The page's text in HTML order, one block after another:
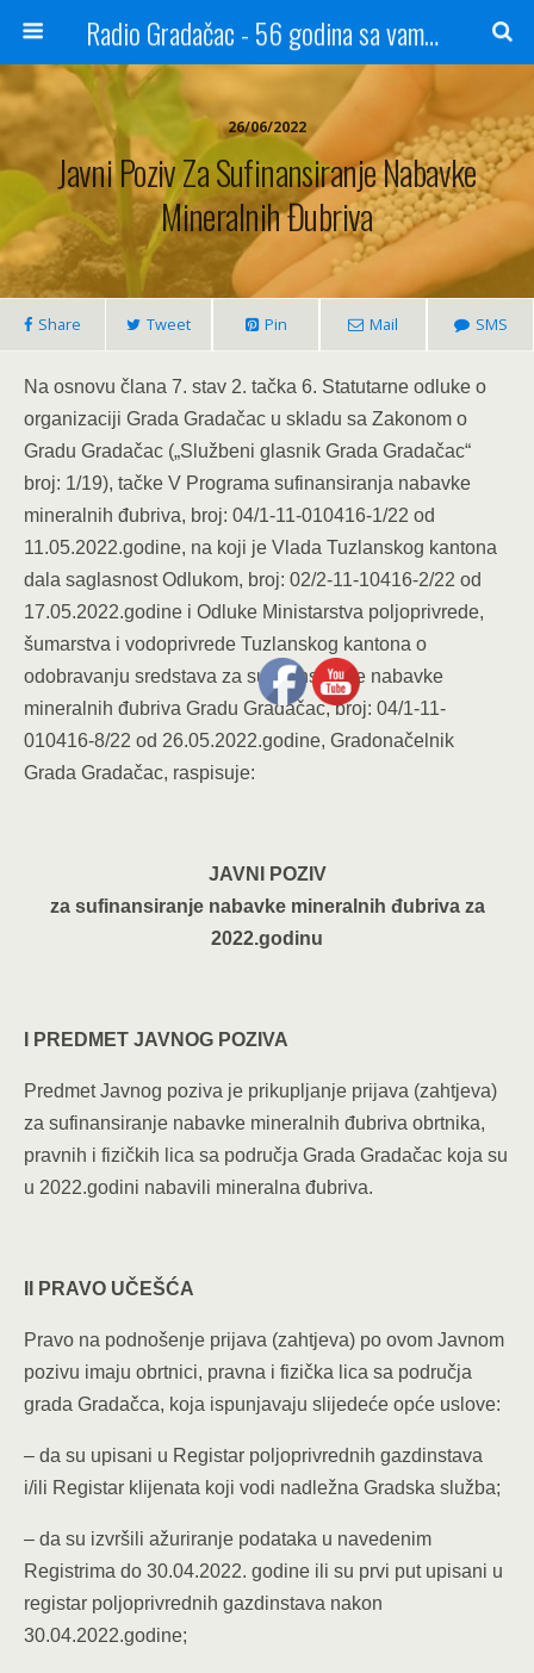
Radio Gradačac - 56 godina sa vama...
26/06/2022
Javni Poziv Za Sufinansiranje Nabavke
Mineralnih Đubriva
Share Tweet Pin Mail SMS
Na osnovu člana 7. stav 2. tačka 6. Statutarne odluke o
organizaciji Grada Gradačac u skladu sa Zakonom o
Gradu Gradačac („Službeni glasnik Grada Gradačac“
broj: 1/19), tačke V Programa sufinansiranja nabavke
mineralnih đubriva, broj: 04/1-11-010416-1/22 od
11.05.2022.godine, na koji je Vlada Tuzlanskog kantona
dala saglasnost Odlukom, broj: 02/2-11-10416-2/22 od
17.05.2022.godine i Odluke Ministarstva poljoprivrede,
šumarstva i vodoprivrede Tuzlanskog kantona o
odobravanju sredstava za sufinansiranje nabavke
mineralnih đubriva Gradu Gradačac, broj: 04/1-11-
010416-8/22 od 26.05.2022.godine, Gradonačelnik
Grada Gradačac, raspisuje:
JAVNI POZIV
za sufinansiranje nabavke mineralnih đubriva za
2022.godinu
I PREDMET JAVNOG POZIVA
Predmet Javnog poziva je prikupljanje prijava (zahtjeva)
za sufinansiranje nabavke mineralnih đubriva obrtnika,
pravnih i fizičkih lica sa područja Grada Gradačac koja su
u 2022.godini nabavili mineralna đubriva.
II PRAVO UČEŠĆA
Pravo na podnošenje prijava (zahtjeva) po ovom Javnom
pozivu imaju obrtnici, pravna i fizička lica sa područja
grada Gradačca, koja ispunjavaju slijedeće opće uslove:
– da su upisani u Registar poljoprivrednih gazdinstava
i/ili Registar klijenata koji vodi nadležna Gradska služba;
– da su izvršili ažuriranje podataka u navedenim
Registrima do 30.04.2022. godine ili su prvi put upisani u
registar poljoprivrednih gazdinstava nakon
30.04.2022.godine;